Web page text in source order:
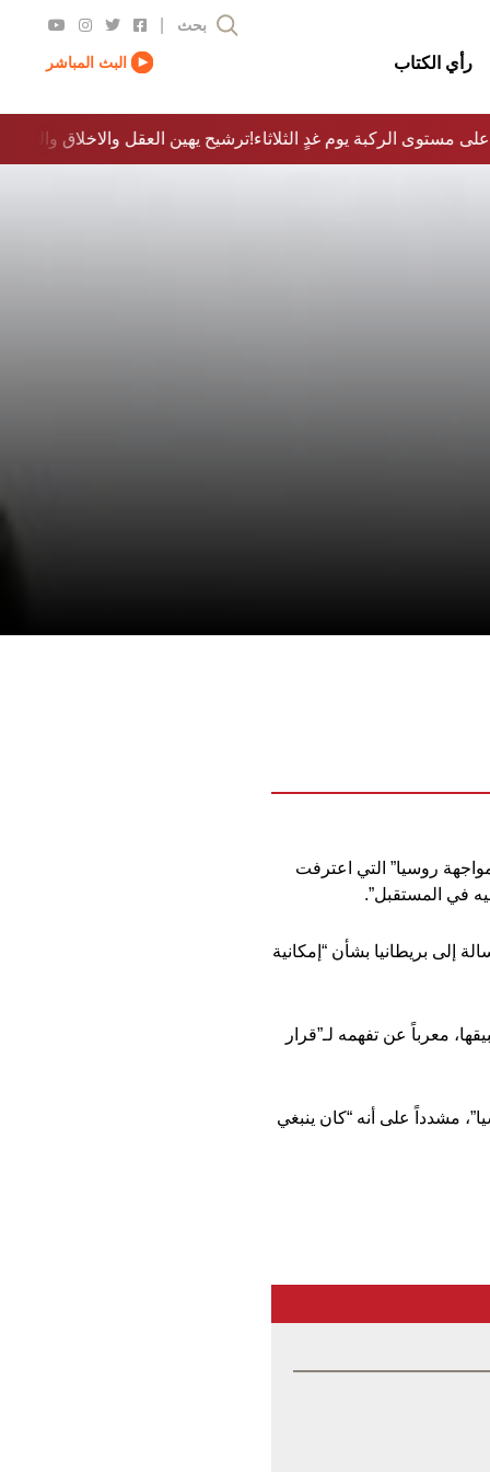
رأي الكتاب
بحث
البث المباشر
ترشيح يهين العقل والاخلاق والدولة…؟!مستوى الركبة يوم غدٍ الثلاثاء
مواجهة روسيا” التي اعترفت
في المستقبل”.
عام 2014، مشيراً إلى أنه أرسل رسالة إلى بريطانيا بشأن “إمكانية
معرباً عن تفهمه لـ”قرار
مشدداً على أنه “كان ينبغي